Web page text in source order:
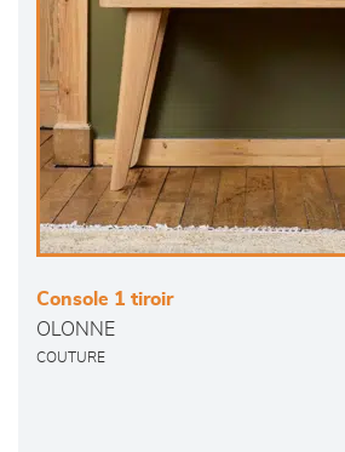
Console 1 tiroir
OLONNE
COUTURE